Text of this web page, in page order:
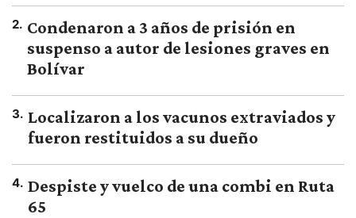
2. Condenaron a 3 años de prisión en
suspenso a autor de lesiones graves en
Bolívar
3. Localizaron a los vacunos extraviados y
fueron restituidos a su dueño
4. Despiste y vuelco de una combi en Ruta
65